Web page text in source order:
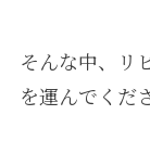
そんな中、リ
を運んでくだ